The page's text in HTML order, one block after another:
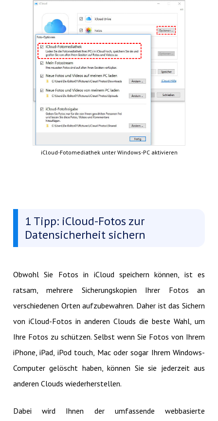
iCloud-Fotomediathek unter Windows-PC aktivieren
1 Tipp: iCloud-Fotos zur
Datensicherheit sichern
Obwohl Sie Fotos in iCloud speichern können, ist es
ratsam, mehrere Sicherungskopien Ihrer Fotos an
verschiedenen Orten aufzubewahren. Daher ist das Sichern
von iCloud-Fotos in anderen Clouds die beste Wahl, um
Ihre Fotos zu schützen. Selbst wenn Sie Fotos von Ihrem
iPhone, iPad, iPod touch, Mac oder sogar Ihrem Windows-
Computer gelöscht haben, können Sie sie jederzeit aus
anderen Clouds wiederherstellen.
Dabei wird Ihnen der umfassende webbasierte